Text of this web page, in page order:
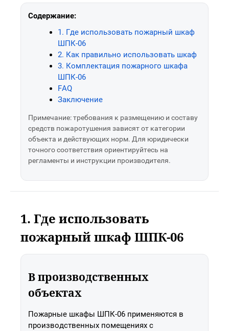
Содержание:
1. Где использовать пожарный шкаф
ШПК-06
2. Как правильно использовать шкаф
3. Комплектация пожарного шкафа
ШПК-06
FAQ
Заключение
Примечание: требования к размещению и составу
средств пожаротушения зависят от категории
объекта и действующих норм. Для юридически
точного соответствия ориентируйтесь на
регламенты и инструкции производителя.
1. Где использовать
пожарный шкаф ШПК-06
В производственных
объектах
Пожарные шкафы ШПК-06 применяются в
производственных помещениях с